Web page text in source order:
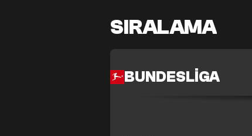
SIRALAMA
BUNDESLIGA